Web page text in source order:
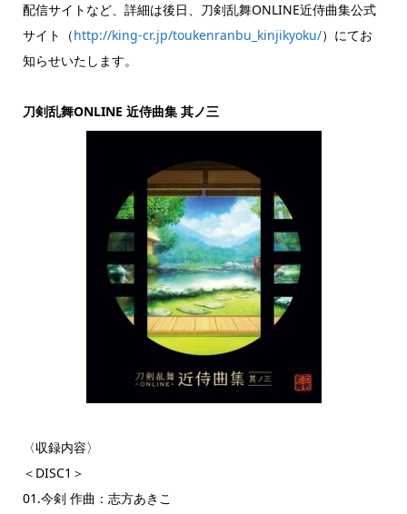
配信サイトなど、詳細は後日、刀剣乱舞ONLINE近侍曲集公式
サイト（http://king-cr.jp/toukenranbu_kinjikyoku/）にてお
知らせいたします。
刀剣乱舞ONLINE 近侍曲集 其ノ三
〈収録内容〉
＜DISC1＞
01.今剣 作曲：志方あきこ